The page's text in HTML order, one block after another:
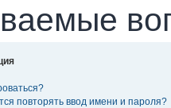
повторять ввод имени и пароля?